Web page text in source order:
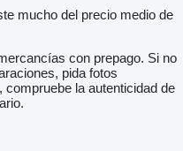
contactos
záznamov
Skontrolované fyzicky
záznamov vozidla
na mesačné
od 0% a splátkami až na
mucho del precio medio de
con prepago. Si no
pida fotos
la autenticidad de